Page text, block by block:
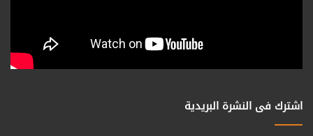
اشترك فى النشرة البريدية